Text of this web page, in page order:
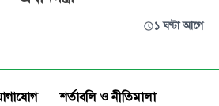
১ ঘণ্টা আগে
শর্তাবলি ও নীতিমালা